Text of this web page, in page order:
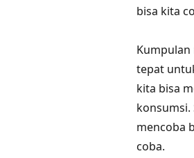
bisa kita
Kumpulan
tepat
kita bisa
konsumsi.
mencoba
coba.